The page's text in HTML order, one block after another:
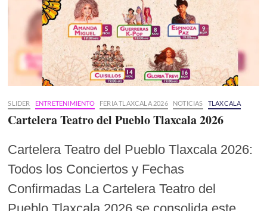
SLIDER ENTRETENIMIENTO FERIA TLAXCALA 2026 NOTICIAS TLAXCALA
Cartelera Teatro del Pueblo Tlaxcala 2026
Cartelera Teatro del Pueblo Tlaxcala 2026:
Todos los Conciertos y Fechas
Confirmadas La Cartelera Teatro del